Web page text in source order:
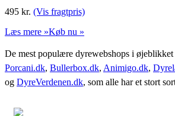
495 kr. (Vis fragtpris)
Læs mere »Køb nu »
De mest populære dyrewebshops i øjeblikket
Porcani.dk, Bullerbox.dk, Animigo.dk,
og DyreVerdenen.dk, som alle har et stort